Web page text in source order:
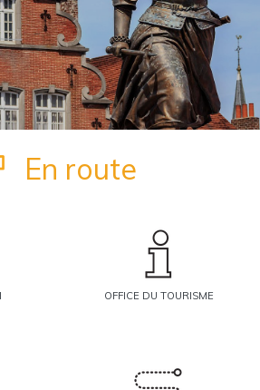
En route
OFFICE DU TOURISME